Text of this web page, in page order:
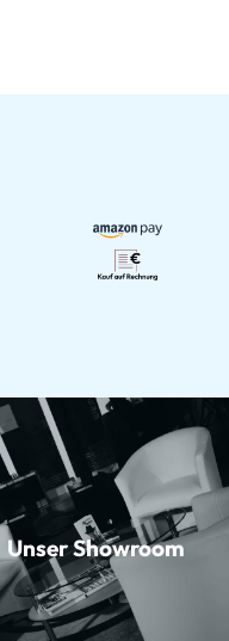
Unser Showroom